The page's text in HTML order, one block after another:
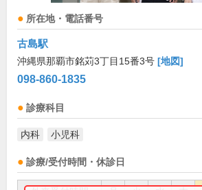
所在地・電話番号
古島駅
沖縄県那覇市銘苅3丁目15番3号 [地図]
098-860-1835
診療科目
内科 小児科
診療/受付時間・休診日